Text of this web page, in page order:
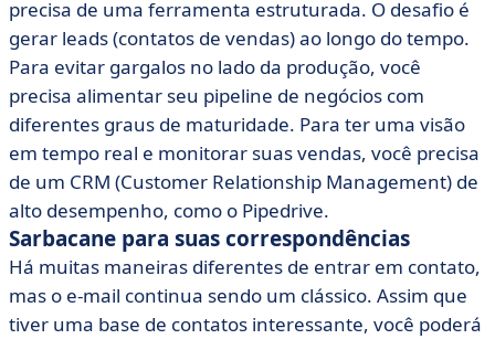
precisa de uma ferramenta estruturada. O desafio é
gerar leads (contatos de vendas) ao longo do tempo.
Para evitar gargalos no lado da produção, você
precisa alimentar seu pipeline de negócios com
diferentes graus de maturidade. Para ter uma visão
em tempo real e monitorar suas vendas, você precisa
de um CRM (Customer Relationship Management) de
alto desempenho, como o Pipedrive.
Sarbacane para suas correspondências
Há muitas maneiras diferentes de entrar em contato,
mas o e-mail continua sendo um clássico. Assim que
tiver uma base de contatos interessante, você poderá